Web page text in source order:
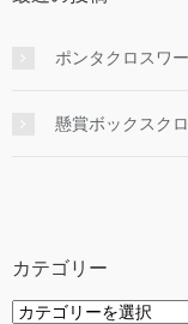
ポンタクロスワ
懸賞ボックスク
カテゴリー
カ